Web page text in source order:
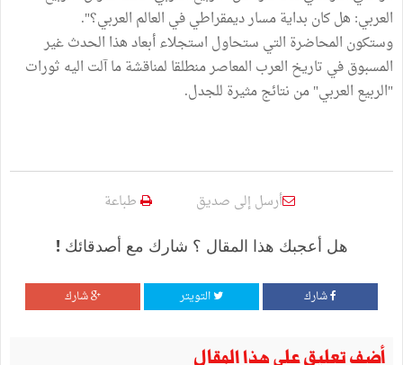
العربي: هل كان بداية مسار ديمقراطي في العالم العربي؟".
وستكون المحاضرة التي ستحاول استجلاء أبعاد هذا الحدث غير
المسبوق في تاريخ العرب المعاصر منطلقا لمناقشة ما آلت اليه ثورات
"الربيع العربي" من نتائج مثيرة للجدل.
أرسل إلى صديق طباعة
هل أعجبك هذا المقال ؟ شارك مع أصدقائك !
شارك التويتر شارك
أضف تعليق على هذا المقال